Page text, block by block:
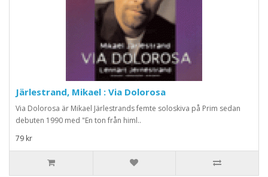
Järlestrand, Mikael : Via Dolorosa
Via Dolorosa är Mikael Järlestrands femte soloskiva på Prim sedan
debuten 1990 med "En ton från himl..
79 kr